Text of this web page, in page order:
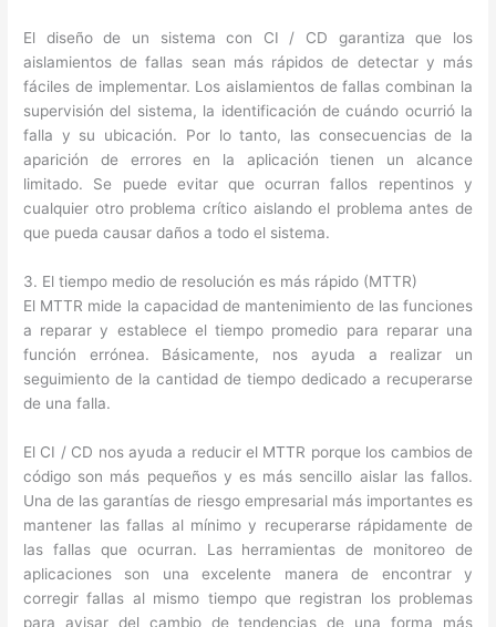
El diseño de un sistema con CI / CD garantiza que los
aislamientos de fallas sean más rápidos de detectar y más
fáciles de implementar. Los aislamientos de fallas combinan la
supervisión del sistema, la identificación de cuándo ocurrió la
falla y su ubicación. Por lo tanto, las consecuencias de la
aparición de errores en la aplicación tienen un alcance
limitado. Se puede evitar que ocurran fallos repentinos y
cualquier otro problema crítico aislando el problema antes de
que pueda causar daños a todo el sistema.
3. El tiempo medio de resolución es más rápido (MTTR)
El MTTR mide la capacidad de mantenimiento de las funciones
a reparar y establece el tiempo promedio para reparar una
función errónea. Básicamente, nos ayuda a realizar un
seguimiento de la cantidad de tiempo dedicado a recuperarse
de una falla.
El CI / CD nos ayuda a reducir el MTTR porque los cambios de
código son más pequeños y es más sencillo aislar las fallos.
Una de las garantías de riesgo empresarial más importantes es
mantener las fallas al mínimo y recuperarse rápidamente de
las fallas que ocurran. Las herramientas de monitoreo de
aplicaciones son una excelente manera de encontrar y
corregir fallas al mismo tiempo que registran los problemas
para avisar del cambio de tendencias de una forma más